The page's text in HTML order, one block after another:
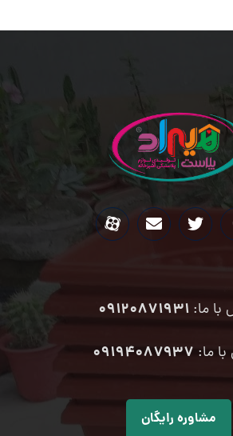
با ما:09120871931
ما: ۰۹۱۹۴۰۸۷۹۳۷
مشاوره رایگان